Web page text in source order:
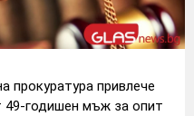
прокуратура привлече
49-годишен мъж за опит